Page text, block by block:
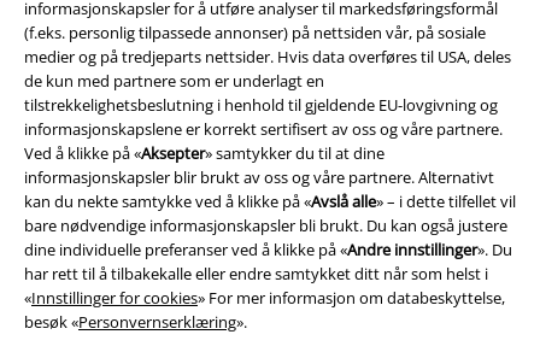
informasjonskapsler for å utføre analyser til markedsføringsformål
(f.eks. personlig tilpassede annonser) på nettsiden vår, på sosiale
medier og på tredjeparts nettsider. Hvis data overføres til USA, deles
de kun med partnere som er underlagt en
tilstrekkelighetsbeslutning i henhold til gjeldende EU-lovgivning og
informasjonskapslene er korrekt sertifisert av oss og våre partnere.
Ved å klikke på «Aksepter» samtykker du til at dine
informasjonskapsler blir brukt av oss og våre partnere. Alternativt
kan du nekte samtykke ved å klikke på «Avslå alle» – i dette tilfellet vil
bare nødvendige informasjonskapsler bli brukt. Du kan også justere
dine individuelle preferanser ved å klikke på «Andre innstillinger». Du
har rett til å tilbakekalle eller endre samtykket ditt når som helst i
«Innstillinger for cookies» For mer informasjon om databeskyttelse,
besøk «Personvernserklæring».
Betalingsmåter
Frakt